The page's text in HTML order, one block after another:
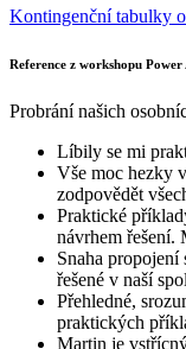
Kontingenční tabulky
Reference z workshopu
Probrání našich
Líbily se mi
Vše moc hezky
zodpovědět
Praktické
návrhem řešení.
Snaha
řešené v naší
Přehledné,
praktických
Martin je